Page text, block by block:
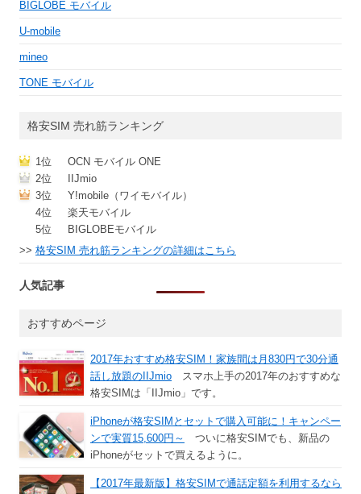
BIGLOBE モバイル
U-mobile
mineo
TONE モバイル
格安SIM 売れ筋ランキング
1位
OCN モバイル ONE
2位
IIJmio
3位
Y!mobile（ワイモバイル）
4位
楽天モバイル
5位
BIGLOBEモバイル
>> 格安SIM 売れ筋ランキングの詳細はこちら
人気記事
おすすめページ
2017年おすすめ格安SIM！家族間は月830円で30分通
話し放題のIIJmio スマホ上手の2017年のおすすめな
格安SIMは「IIJmio」です。
iPhoneが格安SIMとセットで購入可能に！キャンペー
ンで実質15,600円～
ついに格安SIMでも、新品の
iPhoneがセットで買えるように。
【2017年最新版】格安SIMで通話定額を利用するなら